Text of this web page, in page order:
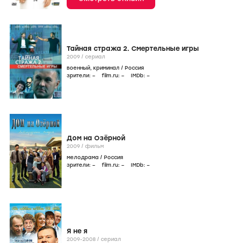
Тайная стража 2. Смертельные игры
2009 / сериал
военный, криминал / Россия
зрители: – film.ru: – IMDb: –
Дом на Озёрной
2009 / фильм
мелодрама / Россия
зрители: – film.ru: – IMDb: –
Я не я
2009-2008 / сериал